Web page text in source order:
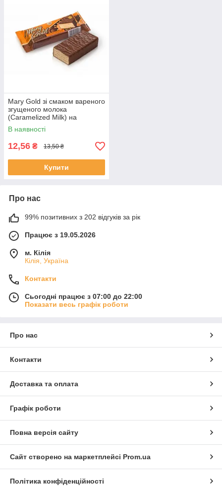
Mary Gold зі смаком вареного
згущеного молока
(Caramelized Milk) на
фруктозі 38 г
В наявності
12,56 ₴ 13,50 ₴
Купити
Про нас
99% позитивних з 202 відгуків за рік
Працює з 19.05.2026
м. Кілія
Кілія, Україна
Контакти
Сьогодні працює з 07:00 до 22:00
Показати весь графік роботи
Про нас
Контакти
Доставка та оплата
Графік роботи
Повна версія сайту
Сайт створено на маркетплейсі Prom.ua
Політика конфіденційності